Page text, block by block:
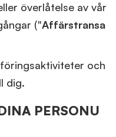
överlåtelse av vår
("Affärstransa
och
dig.
PERSONU